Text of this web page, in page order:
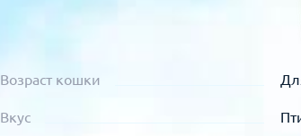
Возраст кошки
Вкус